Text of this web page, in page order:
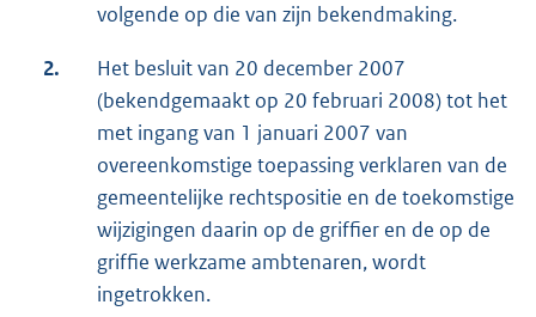
volgende op die van zijn bekendmaking.
2.
Het besluit van 20 december 2007
(bekendgemaakt op 20 februari 2008) tot het
met ingang van 1 januari 2007 van
overeenkomstige toepassing verklaren van de
gemeentelijke rechtspositie en de toekomstige
wijzigingen daarin op de griffier en de op de
griffie werkzame ambtenaren, wordt
ingetrokken.